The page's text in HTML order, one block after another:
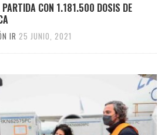
CON 1.181.500 DOSIS DE
IR 25 JUNIO, 2021